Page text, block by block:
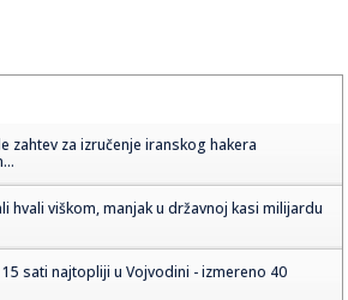
zahtev za izručenje iranskog hakera
hvali viškom, manjak u državnoj kasi milijardu
sati najtopliji u Vojvodini - izmereno 40